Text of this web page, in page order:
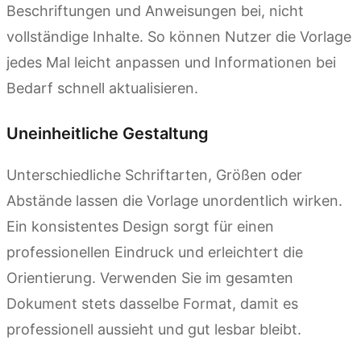
Beschriftungen und Anweisungen bei, nicht
vollständige Inhalte. So können Nutzer die Vorlage
jedes Mal leicht anpassen und Informationen bei
Bedarf schnell aktualisieren.
Uneinheitliche Gestaltung
Unterschiedliche Schriftarten, Größen oder
Abstände lassen die Vorlage unordentlich wirken.
Ein konsistentes Design sorgt für einen
professionellen Eindruck und erleichtert die
Orientierung. Verwenden Sie im gesamten
Dokument stets dasselbe Format, damit es
professionell aussieht und gut lesbar bleibt.